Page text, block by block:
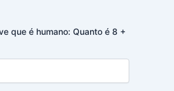
que é humano: Quanto é 8 +